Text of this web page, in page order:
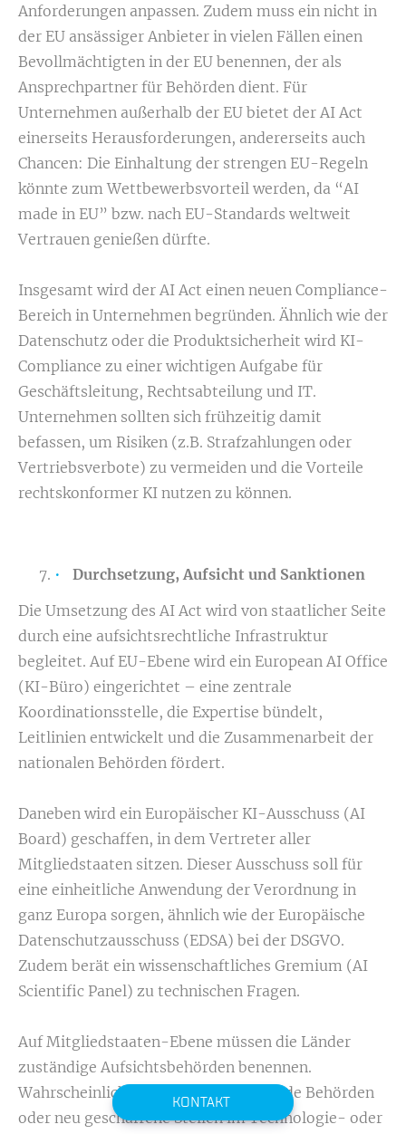
KONTAKT
Anforderungen anpassen. Zudem muss ein nicht in
der EU ansässiger Anbieter in vielen Fällen einen
Bevollmächtigten in der EU benennen, der als
Ansprechpartner für Behörden dient. Für
Unternehmen außerhalb der EU bietet der AI Act
einerseits Herausforderungen, andererseits auch
Chancen: Die Einhaltung der strengen EU-Regeln
könnte zum Wettbewerbsvorteil werden, da “AI
made in EU” bzw. nach EU-Standards weltweit
Vertrauen genießen dürfte.
Insgesamt wird der AI Act einen neuen Compliance-
Bereich in Unternehmen begründen. Ähnlich wie der
Datenschutz oder die Produktsicherheit wird KI-
Compliance zu einer wichtigen Aufgabe für
Geschäftsleitung, Rechtsabteilung und IT.
Unternehmen sollten sich frühzeitig damit
befassen, um Risiken (z.B. Strafzahlungen oder
Vertriebsverbote) zu vermeiden und die Vorteile
rechtskonformer KI nutzen zu können.
Durchsetzung, Aufsicht und Sanktionen
Die Umsetzung des AI Act wird von staatlicher Seite
durch eine aufsichtsrechtliche Infrastruktur
begleitet. Auf EU-Ebene wird ein European AI Office
(KI-Büro) eingerichtet – eine zentrale
Koordinationsstelle, die Expertise bündelt,
Leitlinien entwickelt und die Zusammenarbeit der
nationalen Behörden fördert.
Daneben wird ein Europäischer KI-Ausschuss (AI
Board) geschaffen, in dem Vertreter aller
Mitgliedstaaten sitzen. Dieser Ausschuss soll für
eine einheitliche Anwendung der Verordnung in
ganz Europa sorgen, ähnlich wie der Europäische
Datenschutzausschuss (EDSA) bei der DSGVO.
Zudem berät ein wissenschaftliches Gremium (AI
Scientific Panel) zu technischen Fragen.
Auf Mitgliedstaaten-Ebene müssen die Länder
zuständige Aufsichtsbehörden benennen.
Wahrscheinlich werden dies bestehende Behörden
oder neu geschaffene Stellen im Technologie- oder